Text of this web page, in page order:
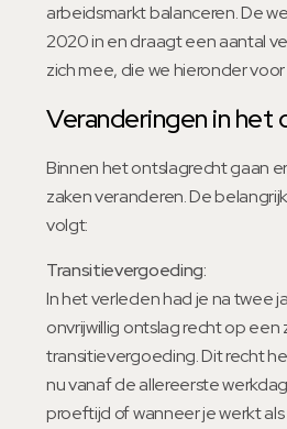
arbeidsmarkt balanceren. De
2020 in en draagt een aantal
zich mee, die we hieronder
Veranderingen in het
Binnen het ontslagrecht gaan
zaken veranderen. De
volgt:
Transitievergoeding:
In het verleden had je na twee
onvrijwillig ontslag recht op
transitievergoeding. Dit recht
nu vanaf de allereerste
proeftijd of wanneer je werkt